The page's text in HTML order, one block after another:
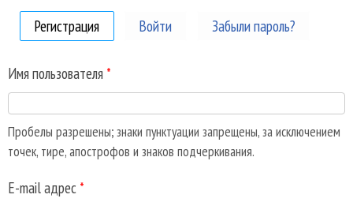
Регистрация (активная вкладка)
Войти Забыли пароль?
Имя пользователя *
Пробелы разрешены; знаки пунктуации запрещены, за исключением
точек, тире, апострофов и знаков подчеркивания.
E-mail адрес *